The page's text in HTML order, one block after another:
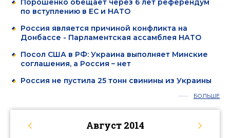
по вступлению в ЕС и НАТО
Россия является причиной конфликта на
Донбассе - Парламентская ассамблея НАТО
Посол США в РФ: Украина выполняет Минские
соглашения, а Россия – нет
Россия не пустила 25 тонн свинины из Украины
БОЛЬШЕ
Август 2014